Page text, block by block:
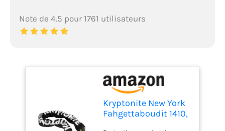
Note de 4.5 pour 1761 utilisateurs
Kryptonite New York
Fahgettaboudit 1410,